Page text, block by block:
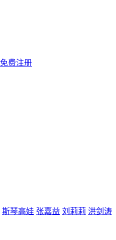
免费注册
斯琴高娃 张嘉益 刘莉莉 洪剑涛